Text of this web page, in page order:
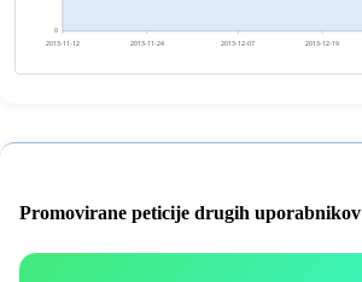
0
2013-11-12 2013-11-24 2013-12-07 2013-12-19
Promovirane peticije drugih uporabnikov